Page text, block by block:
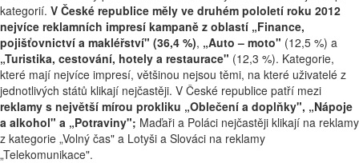
kategorií. V České republice měly ve druhém pololetí roku 2012
nejvíce reklamních impresí kampaně z oblastí „Finance,
pojišťovnictví a makléřství" (36,4 %), „Auto – moto" (12,5 %) a
„Turistika, cestování, hotely a restaurace" (12,3 %). Kategorie,
které mají nejvíce impresí, většinou nejsou těmi, na které uživatelé z
jednotlivých států klikají nejčastěji. V České republice patří mezi
reklamy s největší mírou prokliku „Oblečení a doplňky", „Nápoje
a alkohol" a „Potraviny"; Maďaři a Poláci nejčastěji klikají na reklamy
z kategorie „Volný čas" a Lotyši a Slováci na reklamy
„Telekomunikace".